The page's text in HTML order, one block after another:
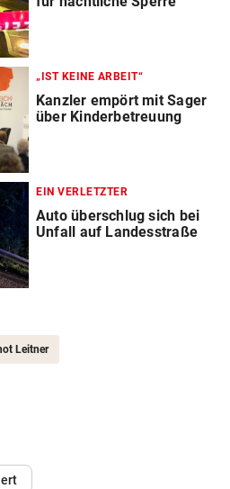
„IST KEINE ARBEIT“
Kanzler empört mit Sager
über Kinderbetreuung
EIN VERLETZTER
Auto überschlug sich bei
Unfall auf Landesstraße
Leitner